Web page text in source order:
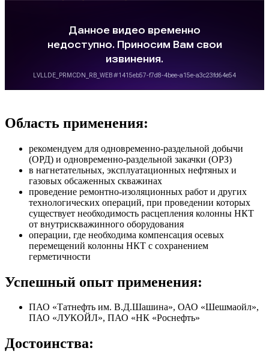
Область применения:
рекомендуем для одновременно-раздельной добычи
(ОРД) и одновременно-раздельной закачки (ОРЗ)
в нагнетательных, эксплуатационных нефтяных и
газовых обсаженных скважинах
проведение ремонтно-изоляционных работ и других
технологических операций, при проведении которых
существует необходимость расцепления колонны НКТ
от внутрискважинного оборудования
операции, где необходима компенсация осевых
перемещений колонны НКТ с сохранением
герметичности
Успешный опыт применения:
ПАО «Татнефть им. В.Д.Шашина», ОАО «Шешмаойл»,
ПАО «ЛУКОЙЛ», ПАО «НК «Роснефть»
Достоинства: